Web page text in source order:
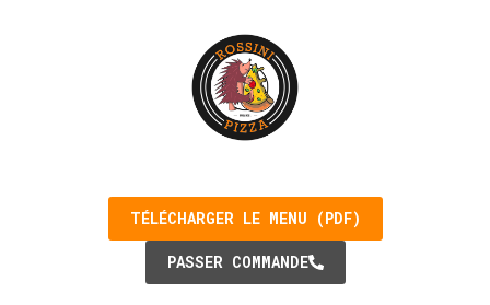
TÉLÉCHARGER LE MENU (PDF)
PASSER COMMANDE